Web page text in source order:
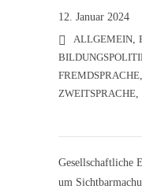
12. Januar 2024
ALLGEMEIN,
FREMDSPRACHE,
ZWEITSPRACHE,
Gesellschaftliche
um